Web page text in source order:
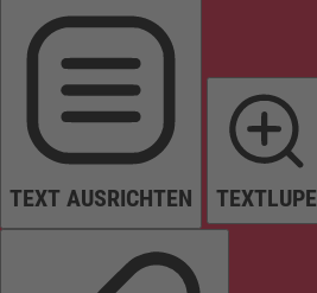
TEXT AUSRICHTEN TEXTLUPE